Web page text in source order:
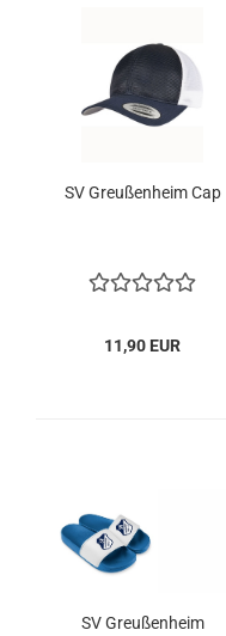
SV Greußenheim Cap
11,90 EUR
SV Greußenheim